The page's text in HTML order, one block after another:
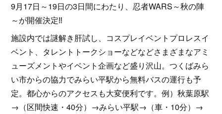
9月17日～19日の3日間にわたり、忍者WARS～秋の陣
～が開催決定‼
施設内では謎解き肝試し、コスプレイベントプロレスイ
ベント、タレントトークショーなどなどさまざまなアミ
ューズメントやイベント企画など盛り沢山。つくばみら
い市からの協力でみらい平駅から無料バスの運行も予
定。都心からのアクセスも大変便利です。例）秋葉原駅
→（区間快速・40分）→みらい平駅→（車・10分）→